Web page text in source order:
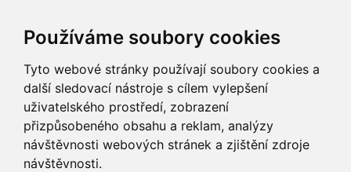
Používáme soubory cookies
Tyto webové stránky používají soubory cookies a
další sledovací nástroje s cílem vylepšení
uživatelského prostředí, zobrazení
přizpůsobeného obsahu a reklam, analýzy
návštěvnosti webových stránek a zjištění zdroje
návštěvnosti.